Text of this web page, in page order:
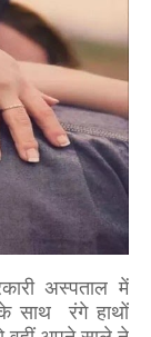
अस्पताल में
साथ रंगे हाथों